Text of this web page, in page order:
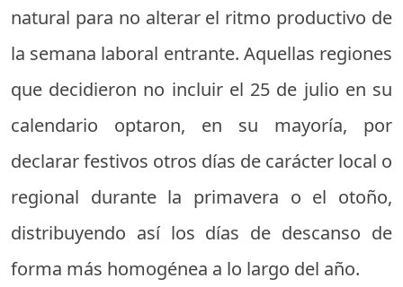
natural para no alterar el ritmo productivo de
la semana laboral entrante. Aquellas regiones
que decidieron no incluir el 25 de julio en su
calendario optaron, en su mayoría, por
declarar festivos otros días de carácter local o
regional durante la primavera o el otoño,
distribuyendo así los días de descanso de
forma más homogénea a lo largo del año.